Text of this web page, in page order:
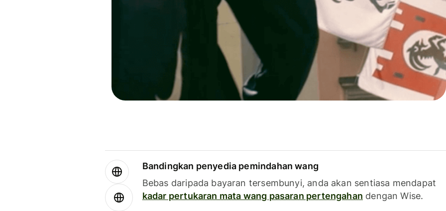
Bandingkan penyedia pemindahan wang
Bebas daripada bayaran tersembunyi, anda akan sentiasa mendapat
kadar pertukaran mata wang pasaran pertengahan dengan Wise.